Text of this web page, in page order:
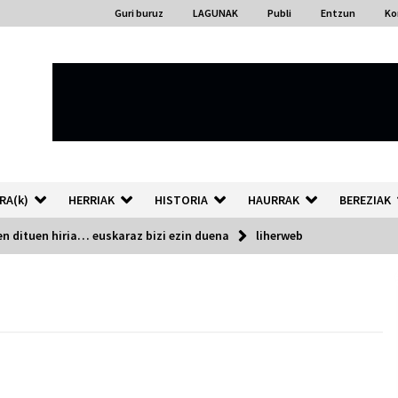
Guri buruz LAGUNAK Publi Entzun
HERRIAK HISTORIA HAURRAK BEREZIAK
dituen hiria… euskaraz bizi ezin duena liherweb